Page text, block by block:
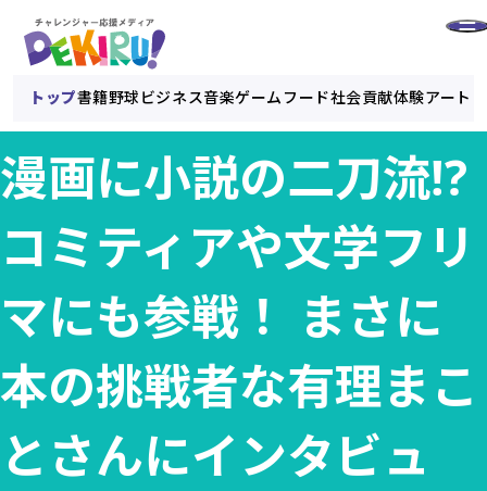
トップ書籍野球 ビジネス音楽ゲーム フード社会貢献体験アート
漫画に小説の二刀流!?
コミティアや文学フリ
マにも参戦！ まさに
本の挑戦者な有理まこ
とさんにインタビュ